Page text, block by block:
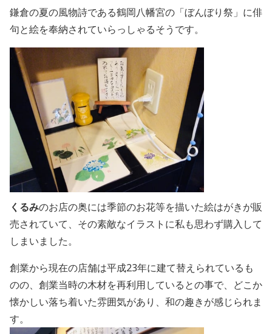
鎌倉の夏の風物詩である鶴岡八幡宮の「ぼんぼり祭」に俳
句と絵を奉納されていらっしゃるそうです。
くるみのお店の奥には季節のお花等を描いた絵はがきが販
売されていて、その素敵なイラストに私も思わず購入して
しまいました。
創業から現在の店舗は平成23年に建て替えられているも
のの、創業当時の木材を再利用しているとの事で、 どこか
懐かしい落ち着いた雰囲気があり、和の趣きが感じられま
す。